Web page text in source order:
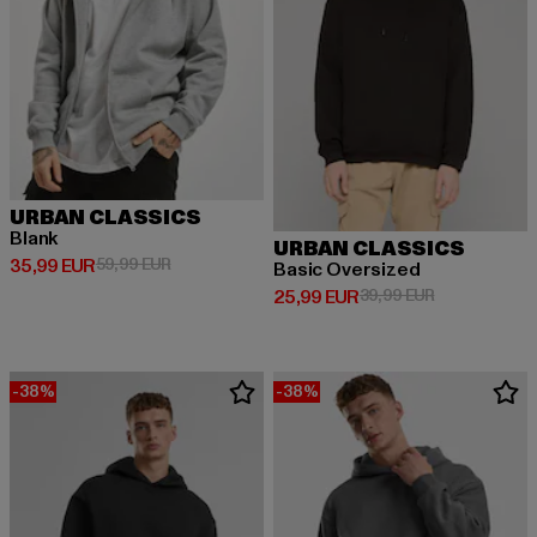
URBAN CLASSICS
Blank
35,99 EUR
Derzeitiger Preis: 35,99 EUR
59,99 EURAktionspreis: 59,99 EUR
URBAN CLASSICS
Basic Oversized
25,99 EUR
Derzeitiger Preis: 25,99 EUR
39,99 EURAktionspreis:
-38% -38%